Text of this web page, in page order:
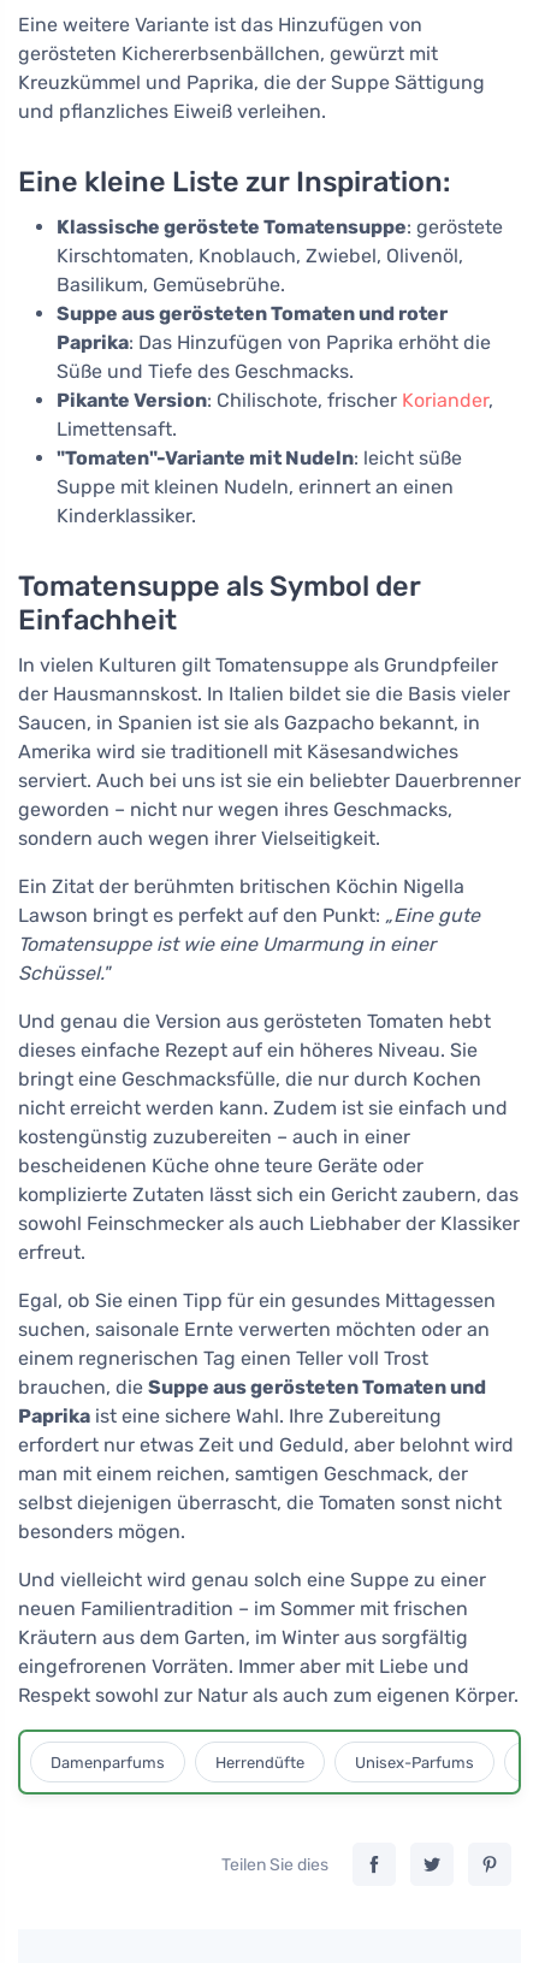
Eine weitere Variante ist das Hinzufügen von
gerösteten Kichererbsenbällchen, gewürzt mit
Kreuzkümmel und Paprika, die der Suppe Sättigung
und pflanzliches Eiweiß verleihen.
Eine kleine Liste zur Inspiration:
Klassische geröstete Tomatensuppe: geröstete
Kirschtomaten, Knoblauch, Zwiebel, Olivenöl,
Basilikum, Gemüsebrühe.
Suppe aus gerösteten Tomaten und roter
Paprika: Das Hinzufügen von Paprika erhöht die
Süße und Tiefe des Geschmacks.
Pikante Version: Chilischote, frischer Koriander,
Limettensaft.
"Tomaten"-Variante mit Nudeln: leicht süße
Suppe mit kleinen Nudeln, erinnert an einen
Kinderklassiker.
Tomatensuppe als Symbol der
Einfachheit
In vielen Kulturen gilt Tomatensuppe als Grundpfeiler
der Hausmannskost. In Italien bildet sie die Basis vieler
Saucen, in Spanien ist sie als Gazpacho bekannt, in
Amerika wird sie traditionell mit Käsesandwiches
serviert. Auch bei uns ist sie ein beliebter Dauerbrenner
geworden – nicht nur wegen ihres Geschmacks,
sondern auch wegen ihrer Vielseitigkeit.
Ein Zitat der berühmten britischen Köchin Nigella
Lawson bringt es perfekt auf den Punkt: „Eine gute
Tomatensuppe ist wie eine Umarmung in einer
Schüssel."
Und genau die Version aus gerösteten Tomaten hebt
dieses einfache Rezept auf ein höheres Niveau. Sie
bringt eine Geschmacksfülle, die nur durch Kochen
nicht erreicht werden kann. Zudem ist sie einfach und
kostengünstig zuzubereiten – auch in einer
bescheidenen Küche ohne teure Geräte oder
komplizierte Zutaten lässt sich ein Gericht zaubern, das
sowohl Feinschmecker als auch Liebhaber der Klassiker
erfreut.
Egal, ob Sie einen Tipp für ein gesundes Mittagessen
suchen, saisonale Ernte verwerten möchten oder an
einem regnerischen Tag einen Teller voll Trost
brauchen, die Suppe aus gerösteten Tomaten und
Paprika ist eine sichere Wahl. Ihre Zubereitung
erfordert nur etwas Zeit und Geduld, aber belohnt wird
man mit einem reichen, samtigen Geschmack, der
selbst diejenigen überrascht, die Tomaten sonst nicht
besonders mögen.
Und vielleicht wird genau solch eine Suppe zu einer
neuen Familientradition – im Sommer mit frischen
Kräutern aus dem Garten, im Winter aus sorgfältig
eingefrorenen Vorräten. Immer aber mit Liebe und
Respekt sowohl zur Natur als auch zum eigenen Körper.
Damenparfums Herrendüfte Unisex-Parfums
Teilen Sie dies